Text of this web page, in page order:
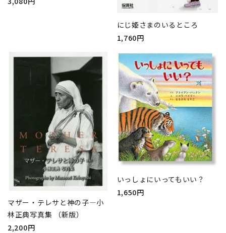
にじ姫さまのいるところ
1,760円
マザー・テレサと神の子―小
林正典写真集 （新版）
2,200円
いっしょにいってもいい？
1,650円